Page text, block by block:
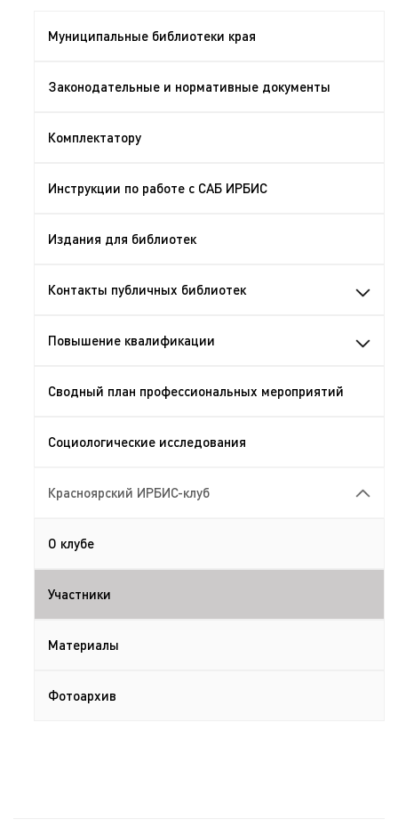
Муниципальные библиотеки края
Законодательные и нормативные документы
Комплектатору
Инструкции по работе с САБ ИРБИС
Издания для библиотек
Контакты публичных библиотек
Повышение квалификации
Сводный план профессиональных мероприятий
Социологические исследования
Красноярский ИРБИС-клуб
О клубе
Участники
Материалы
Фотоархив